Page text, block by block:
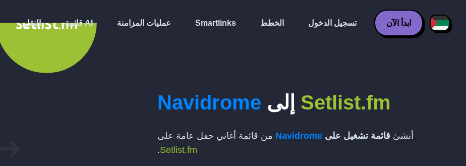
النقل قائمة AI عمليات المزامنة Smartlinks الخطط تسجيل الدخول ابدأ الآن
Setlist.fm إلى Navidrome
أنشئ قائمة تشغيل على Navidrome من قائمة أغاني حفل عامة على
Setlist.fm
.